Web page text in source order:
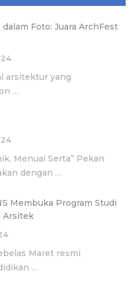
Foto: Juara ArchFest
arsitektur yang
…
Menuai Serta” Pekan
dengan …
Membuka Program Studi
Arsitek
Maret resmi
…